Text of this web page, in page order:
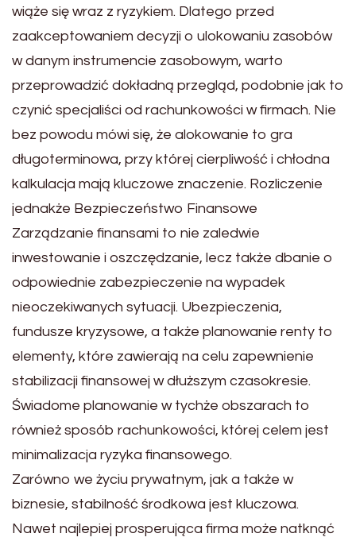
wiąże się wraz z ryzykiem. Dlatego przed
zaakceptowaniem decyzji o ulokowaniu zasobów
w danym instrumencie zasobowym, warto
przeprowadzić dokładną przegląd, podobnie jak to
czynić specjaliści od rachunkowości w firmach. Nie
bez powodu mówi się, że alokowanie to gra
długoterminowa, przy której cierpliwość i chłodna
kalkulacja mają kluczowe znaczenie. Rozliczenie
jednakże Bezpieczeństwo Finansowe
Zarządzanie finansami to nie zaledwie
inwestowanie i oszczędzanie, lecz także dbanie o
odpowiednie zabezpieczenie na wypadek
nieoczekiwanych sytuacji. Ubezpieczenia,
fundusze kryzysowe, a także planowanie renty to
elementy, które zawierają na celu zapewnienie
stabilizacji finansowej w dłuższym czasokresie.
Świadome planowanie w tychże obszarach to
również sposób rachunkowości, której celem jest
minimalizacja ryzyka finansowego.
Zarówno we życiu prywatnym, jak a także w
biznesie, stabilność środkowa jest kluczowa.
Nawet najlepiej prosperująca firma może natknąć